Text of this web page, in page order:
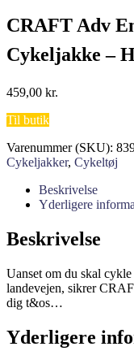
CRAFT Adv
Cykeljakke –
459,00 kr.
Til butik
Varenummer (SKU):
Cykeljakker, Cykeltøj
Beskrivelse
Yderligere
Beskrivelse
Uanset om du skal
landevejen, sikrer
dig t&os…
Yderligere